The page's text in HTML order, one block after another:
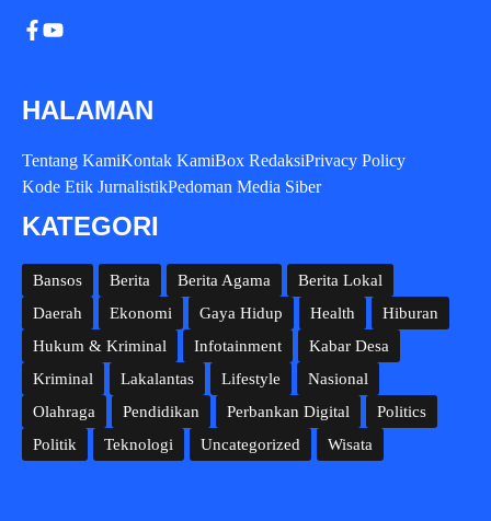
HALAMAN
Tentang KamiKontak KamiBox RedaksiPrivacy Policy
Kode Etik JurnalistikPedoman Media Siber
KATEGORI
Bansos Berita Berita Agama
Berita Lokal
Daerah
Ekonomi Gaya Hidup Health
Hiburan
Hukum & Kriminal
Infotainment
Kabar Desa
Kriminal
Lakalantas Lifestyle
Nasional
Olahraga
Pendidikan Perbankan Digital
Politics
Politik
Teknologi Uncategorized Wisata